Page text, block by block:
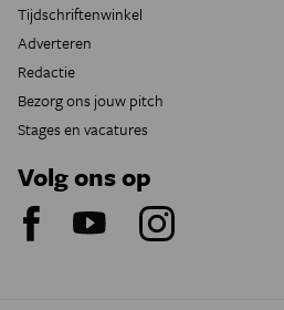
Tijdschriftenwinkel
Adverteren
Redactie
Bezorg ons jouw pitch
Stages en vacatures
Volg ons op